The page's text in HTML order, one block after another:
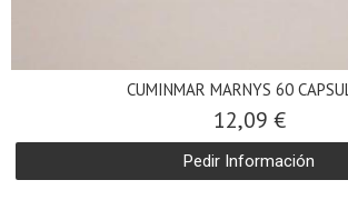
CUMINMAR MARNYS 60
12,09 €
Pedir Información